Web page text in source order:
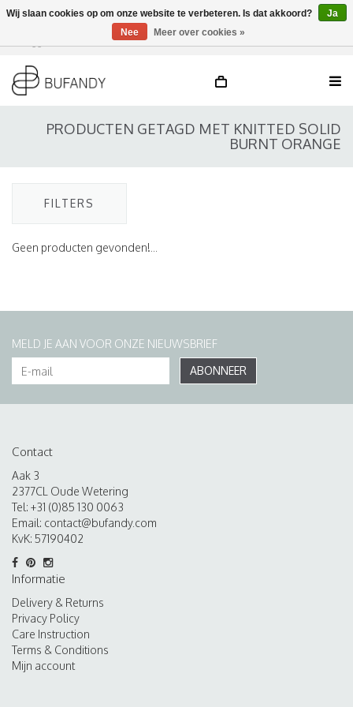
DE / EN
PRODUCTEN GETAGD MET KNITTED SOLID
BURNT ORANGE
FILTERS
Geen producten gevonden!...
MELD JE AAN VOOR ONZE NIEUWSBRIEF
ABONNEER
Contact
Aak 3
2377CL Oude Wetering
Tel: +31 (0)85 130 0063
Email: contact@bufandy.com
KvK: 57190402
Informatie
Delivery & Returns
Privacy Policy
Care Instruction
Terms & Conditions
Mijn account
Wij slaan cookies op om onze website te verbeteren. Is dat akkoord?
Ja
Nee
Meer over cookies »